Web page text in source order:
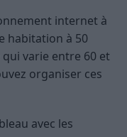
internet à
habitation à 50
varie entre 60 et
organiser ces
avec les